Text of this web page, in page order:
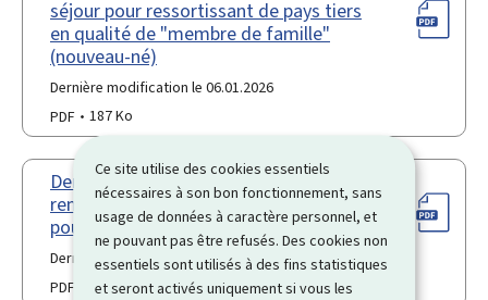
Ce site utilise des cookies essentiels
nécessaires à son bon fonctionnement, sans
usage de données à caractère personnel, et
ne pouvant pas être refusés. Des cookies non
essentiels sont utilisés à des fins statistiques
et seront activés uniquement si vous les
séjour pour ressortissant de pays tiers
en qualité de "membre de famille"
(nouveau-né)
Dernière modification le 06.01.2026
PDF
187 Ko
Demande en délivrance d’un
remplacement d’un titre de séjour
pour ressortissant de pays tiers
Dernière modification le 06.01.2026
PDF
93 Ko